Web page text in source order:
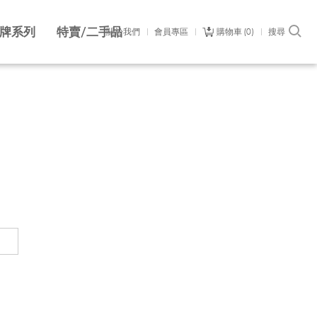
關於我們 會員專區 購物車 0 搜尋
系列 特賣/二手品